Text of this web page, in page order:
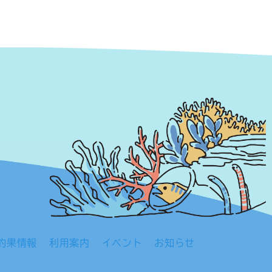
果情報 利用案内 イベント お知らせ